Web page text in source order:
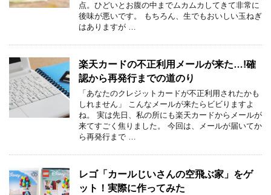
点。ひどいとお腹の中までムカムカしてきて非常に
後味が悪いです。 もちろん、生でもおいしい玉ねぎ
はありますが …
楽天カードの不正利用メールが来た…!確
認から再発行までの道のり
「あなたのクレジットカードが不正利用されたかも
しれません」 こんなメールが来たらビビりますよ
ね。 実は先日、私の所にも楽天カードからメールが
来てすごく焦りました。 今回は、メールが届いてか
ら再発行まで …
レゴ「カールじいさんの空飛ぶ家」をゲ
ット！実際に作ってみた